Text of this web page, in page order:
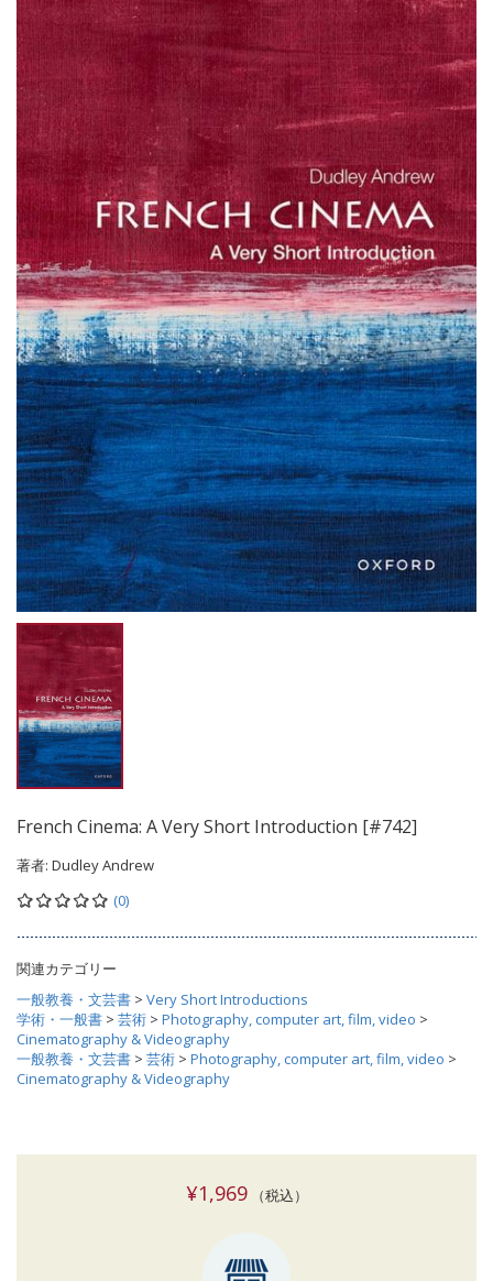
French Cinema: A Very Short Introduction [#742]
著者: Dudley Andrew
(0)
関連カテゴリー
一般教養・文芸書 > Very Short Introductions
学術・一般書 > 芸術 > Photography, computer art, film, video >
Cinematography & Videography
一般教養・文芸書 > 芸術 > Photography, computer art, film, video >
Cinematography & Videography
¥1,969（税込）